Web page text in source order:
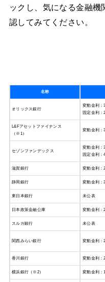
ックし、気になる金融
認してみてください。
名称
オリックス銀行
変動金利：
固定金利：
L&Fアセットファイナンス
（※1）
変動金利：
セゾンファンデックス
変動金利：
固定金利：
滋賀銀行 変動金利：
静岡銀行 変動金利：
東日本銀行 未公表
日本政策金融公庫 変動金利：
スルガ銀行 未公表
関西みらい銀行 変動金利：
香川銀行 変動金利：
横浜銀行（※2） 変動金利：